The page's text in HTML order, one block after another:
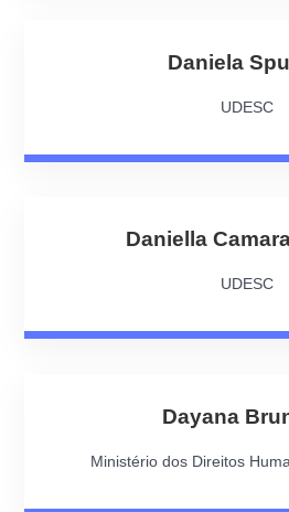
Daniela
UDESC
Daniella
UDESC
Dayana
Ministério dos Direitos